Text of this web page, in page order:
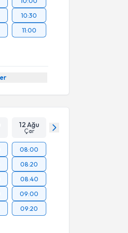
10:30
11:00
12 Ağu
Çar
08:00
08:20
08:40
09:00
09:20